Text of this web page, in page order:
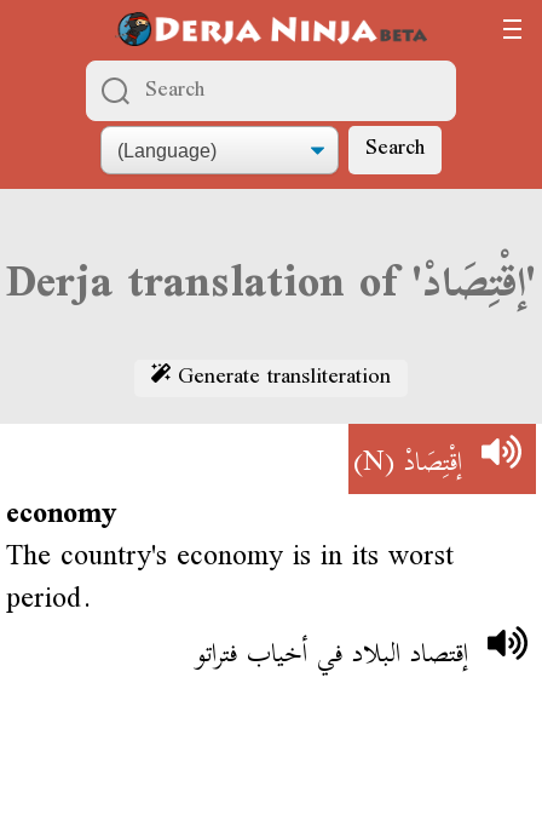
Search
Derja translation of 'إقْتِصَادْ'
Generate transliteration
إقْتِصَادْ(N)
economy
The country's economy is in its worst
period.
إقتصاد البلاد في أخياب فتراتو